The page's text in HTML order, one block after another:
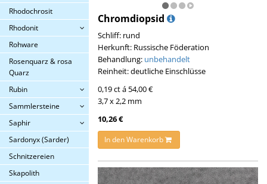
Rhodochrosit
Rhodonit
Rohware
Rosenquarz & rosa
Quarz
Rubin
Sammlersteine
Saphir
Sardonyx (Sarder)
Schnitzereien
Skapolith
Chromdiopsid
Schliff: rund
Herkunft: Russische Föderation
Behandlung: unbehandelt
Reinheit: deutliche Einschlüsse
0,19 ct á 54,00 €
3,7 x 2,2 mm
10,26 €
In den Warenkorb